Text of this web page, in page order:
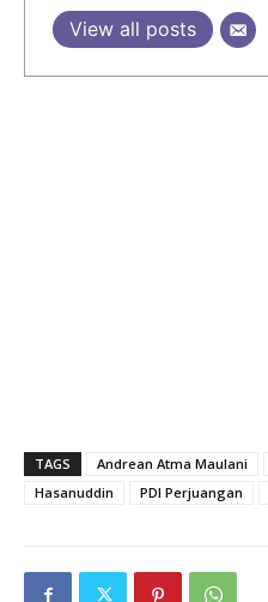
View all posts
TAGS Andrean Atma Maulani
Hasanuddin
PDI Perjuangan